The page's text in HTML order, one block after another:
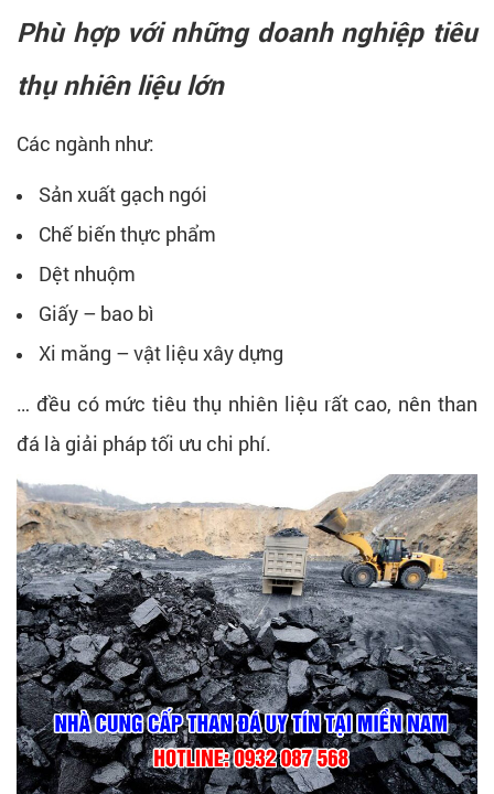
Phù hợp với những doanh nghiệp tiêu
thụ nhiên liệu lớn
Các ngành như:
Sản xuất gạch ngói
Chế biến thực phẩm
Dệt nhuộm
Giấy – bao bì
Xi măng – vật liệu xây dựng
… đều có mức tiêu thụ nhiên liệu rất cao, nên than
đá là giải pháp tối ưu chi phí.